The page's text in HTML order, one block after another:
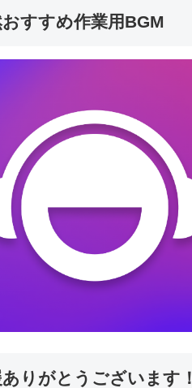
おすすめ作業用BGM
ありがとうございます！